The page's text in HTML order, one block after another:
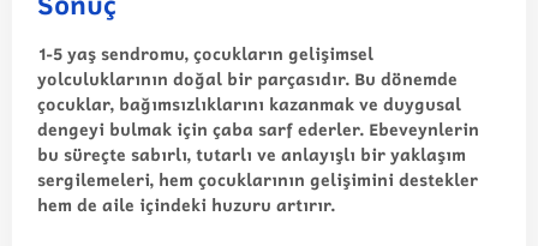
1-5 yaş sendromu, çocukların gelişimsel
yolculuklarının doğal bir parçasıdır. Bu dönemde
çocuklar, bağımsızlıklarını kazanmak ve duygusal
dengeyi bulmak için çaba sarf ederler. Ebeveynlerin
bu süreçte sabırlı, tutarlı ve anlayışlı bir yaklaşım
sergilemeleri, hem çocuklarının gelişimini destekler
hem de aile içindeki huzuru artırır.